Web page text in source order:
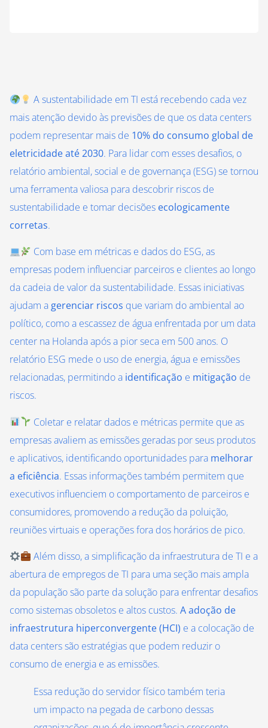
A sustentabilidade em TI está recebendo cada vez
mais atenção devido às previsões de que os data centers
podem representar mais de 10% do consumo global de
eletricidade até 2030. Para lidar com esses desafios, o
relatório ambiental, social e de governança (ESG) se tornou
uma ferramenta valiosa para descobrir riscos de
sustentabilidade e tomar decisões ecologicamente
corretas.
Com base em métricas e dados do ESG, as
empresas podem influenciar parceiros e clientes ao longo
da cadeia de valor da sustentabilidade. Essas iniciativas
ajudam a gerenciar riscos que variam do ambiental ao
político, como a escassez de água enfrentada por um data
center na Holanda após a pior seca em 500 anos. O
relatório ESG mede o uso de energia, água e emissões
relacionadas, permitindo a identificação e mitigação de
riscos.
Coletar e relatar dados e métricas permite que as
empresas avaliem as emissões geradas por seus produtos
e aplicativos, identificando oportunidades para melhorar
a eficiência. Essas informações também permitem que
executivos influenciem o comportamento de parceiros e
consumidores, promovendo a redução da poluição,
reuniões virtuais e operações fora dos horários de pico.
Além disso, a simplificação da infraestrutura de TI e a
abertura de empregos de TI para uma seção mais ampla
da população são parte da solução para enfrentar desafios
como sistemas obsoletos e altos custos. A adoção de
infraestrutura hiperconvergente (HCI) e a colocação de
data centers são estratégias que podem reduzir o
consumo de energia e as emissões.
Essa redução do servidor físico também teria
um impacto na pegada de carbono dessas